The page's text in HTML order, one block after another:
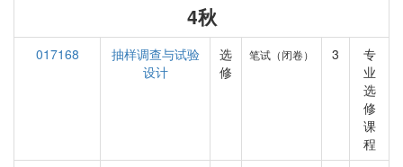
4秋
017168
抽样调查与试验
设计
选
修
笔试（闭卷） 3
专
业
选
修
课
程